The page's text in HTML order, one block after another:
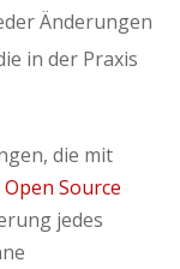
Änderungen
in der Praxis
die mit
Open Source
jedes